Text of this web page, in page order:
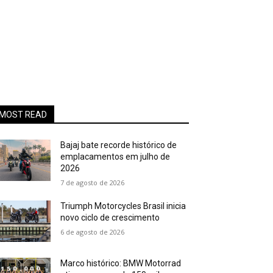
MOST READ
Bajaj bate recorde histórico de
emplacamentos em julho de
2026
7 de agosto de 2026
Triumph Motorcycles Brasil inicia
novo ciclo de crescimento
6 de agosto de 2026
Marco histórico: BMW Motorrad